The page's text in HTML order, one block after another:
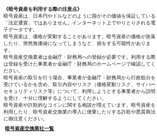
《暗号資産を利用する際の注意点》
暗号資産は、日本円やドルなどのように国がその価値を保証している
「法定通貨」ではありません。インターネット上でやりとりされる電
子データです。
暗号資産は、価格が変動することがあります。暗号資産の価格が急落
したり、突然無価値になってしまうなど、損をする可能性がありま
す。
暗号資産交換業者は金融庁・財務局への登録が必要です。利用する際
は登録を受けた事業者か金融庁・財務局のホームページで確認してく
ださい。
暗号資産の取引を行う場合、事業者が金融庁・財務局から行政処分を
受けているかを含め、取引内容やリスク（価格変動リスク、サイバー
セキュリティリスク等）について、利用しようとする事業者から説明
を受け、十分に理解するようにしてください。
暗号資産や詐欺的なコインに関する相談が増えています。暗号資産を
利用したり、暗号資産交換業の導入に便乗したりする詐欺や悪質商法
に御注意ください。
暗号資産交換業社一覧